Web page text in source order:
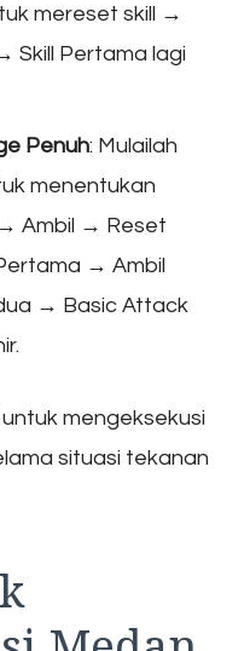
mereset skill →
Skill Pertama lagi
Penuh: Mulailah
menentukan
Ambil → Reset
→ Ambil
→ Basic Attack
mengeksekusi
situasi tekanan